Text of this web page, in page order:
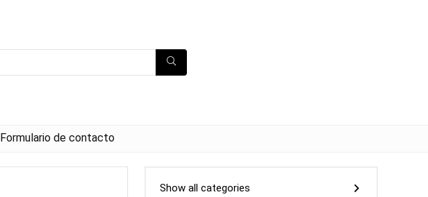
Formulario de contacto
Show all categories